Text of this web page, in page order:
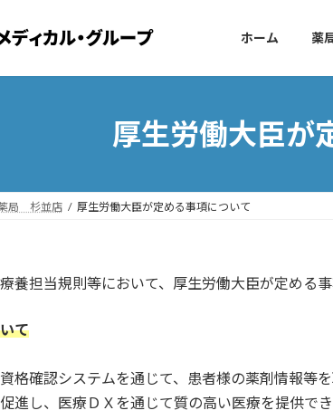
ホーム 薬
厚生労働大臣が
局 杉並店 厚生労働大臣が定める事項について
養担当規則等において、厚生労働大臣が定める事
て
格確認システムを通じて、患者様の薬剤情報等
進し、医療ＤＸを通じて質の高い医療を提供でき